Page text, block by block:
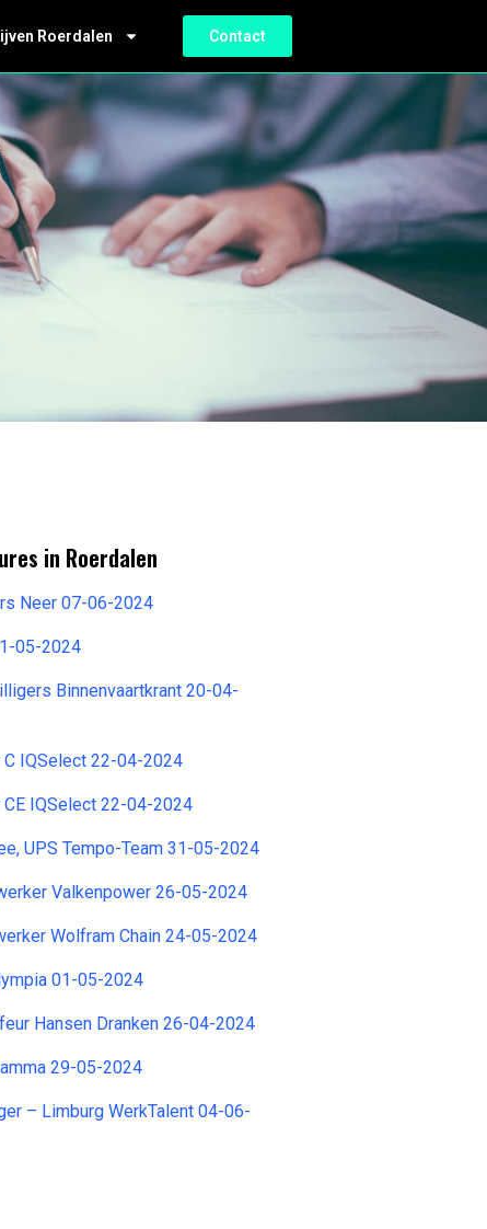
Roerdalen Contact
in Roerdalen
Neer 07-06-2024
05-2024
Binnenvaartkrant 20-04-
C IQSelect 22-04-2024
CE IQSelect 22-04-2024
UPS Tempo-Team 31-05-2024
Valkenpower 26-05-2024
Wolfram Chain 24-05-2024
01-05-2024
Hansen Dranken 26-04-2024
29-05-2024
– Limburg WerkTalent 04-06-